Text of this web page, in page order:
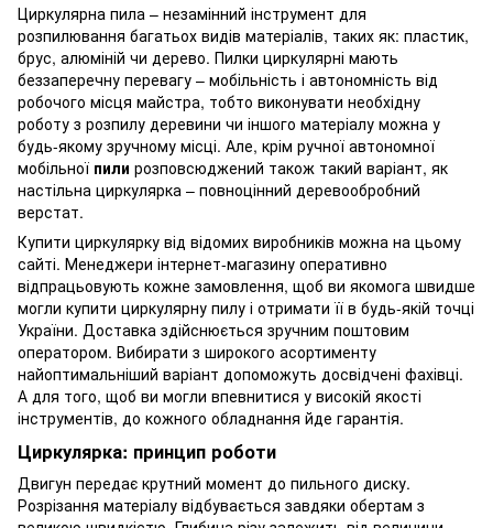
Циркулярна пила – незамінний інструмент для
розпилювання багатьох видів матеріалів, таких як: пластик,
брус, алюміній чи дерево. Пилки циркулярні мають
беззаперечну перевагу – мобільність і автономність від
робочого місця майстра, тобто виконувати необхідну
роботу з розпилу деревини чи іншого матеріалу можна у
будь-якому зручному місці. Але, крім ручної автономної
мобільної пили розповсюджений також такий варіант, як
настільна циркулярка – повноцінний деревообробний
верстат.
Купити циркулярку від відомих виробників можна на цьому
сайті. Менеджери інтернет-магазину оперативно
відпрацьовують кожне замовлення, щоб ви якомога швидше
могли купити циркулярну пилу і отримати її в будь-якій точці
України. Доставка здійснюється зручним поштовим
оператором. Вибирати з широкого асортименту
найоптимальніший варіант допоможуть досвідчені фахівці.
А для того, щоб ви могли впевнитися у високій якості
інструментів, до кожного обладнання йде гарантія.
Циркулярка: принцип роботи
Двигун передає крутний момент до пильного диску.
Розрізання матеріалу відбувається завдяки обертам з